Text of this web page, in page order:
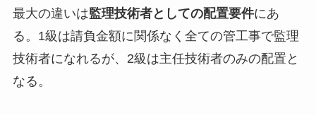
最大の違いは監理技術者としての配置要件にあ
る。1級は請負金額に関係なく全ての管工事で監理
技術者になれるが、2級は主任技術者のみの配置と
なる。